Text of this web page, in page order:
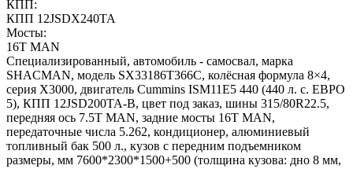
КПП:
КПП 12JSDX240TA
Мосты:
16T MAN
Специализированный, автомобиль - самосвал, марка
SHACMAN, модель SX33186T366С, колёсная формула 8×4,
серия X3000, двигатель Cummins ISM11E5 440 (440 л. с. ЕВРО
5), КПП 12JSD200TA-В, цвет под заказ, шины 315/80R22.5,
передняя ось 7.5T MAN, задние мосты 16T MAN,
передаточные числа 5.262, кондиционер, алюминиевый
топливный бак 500 л., кузов с передним подъемником
размеры, мм 7600*2300*1500+500 (толщина кузова: дно 8 мм,